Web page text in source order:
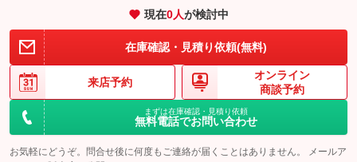
現在0人が検討中
在庫確認・見積り依頼(無料)
来店予約
オンライン
商談予約
まずは在庫確認・見積り依頼
無料電話でお問い合わせ
お気軽にどうぞ。問合せ後に何度もご連絡が届くことはありません。 メールア